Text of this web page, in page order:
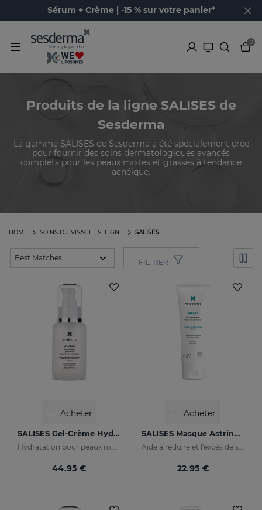
Sérum + Crème | -15 % sur votre panier*
0
Produits de la ligne SALISES de
Sesderma
La gamme SALISES de Sesderma a été spécialement crée
pour fournir des soins dermatologiques avancés
complets pour les peaux mixtes et grasses à tendance
acnéique.
SALISES
LIGNE
SOINS DU VISAGE
HOME
FILTRER
Acheter
SALISES Gel-Crème Hydratant
Hydratation pour peaux mixtes à tendance acnéique
44.95 €
Acheter
SALISES Masque Astringent
Aide à réduire et l'excès de sébum
22.95 €